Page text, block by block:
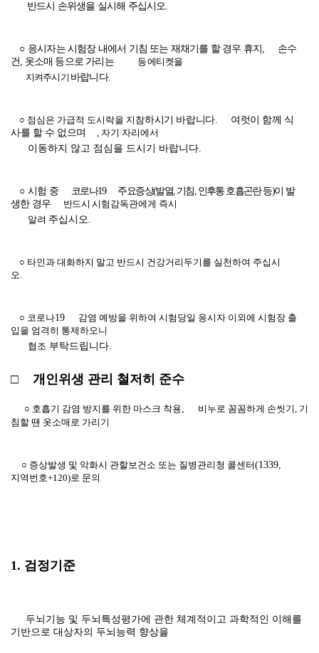
반드시 손위생을 실시해 주십시오.
○ 응시자는 시험장 내에서 기침 또는 재채기를 할 경우 휴지 ,
손수
건, 옷소매 등으로 가리는
등 에티켓을
지켜주시기 바랍니다.
○ 점심은 가급적 도시락을 지참하시기 바랍니다.
여럿이 함께 식
사를 할 수 없으며
, 자기 자리에서
이동하지 않고 점심을 드시기 바랍니다.
○ 시험 중 코로나19 주요증상(발열, 기침, 인후통 호흡곤란 등)이 발
생한 경우
반드시 시험감독관에게 즉시
알려 주십시오.
○ 타인과 대화하지 말고 반드시 건강거리두기를 실천하여 주십시
오.
○ 코로나19
감염 예방을 위하여 시험당일 응시자 이외에 시험장 출
입을 엄격히 통제하오니
협조 부탁드립니다.
□ 개인위생 관리 철저히 준수
○ 호흡기 감염 방지를 위한 마스크 착용, 비누로 꼼꼼하게 손씻기, 기
침할 땐 옷소매로 가리기
○ 증상발생 및 악화시 관할보건소 또는 질병관리청 콜센터(1339,
지역번호+120)로 문의
1. 검정기준
두뇌기능 및 두뇌특성평가에 관한 체계적이고 과학적인 이해를
기반으로 대상자의 두뇌능력 향상을